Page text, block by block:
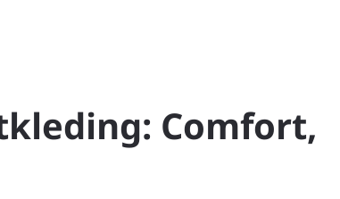
Comfort,